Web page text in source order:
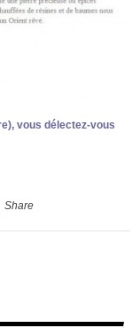
vous délectez-vous
Share